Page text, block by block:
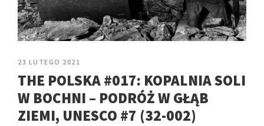
23 LUTEGO 2021
THE POLSKA #017: KOPALNIA SOLI
W BOCHNI – PODRÓŻ W GŁĄB
ZIEMI, UNESCO #7 (32-002)